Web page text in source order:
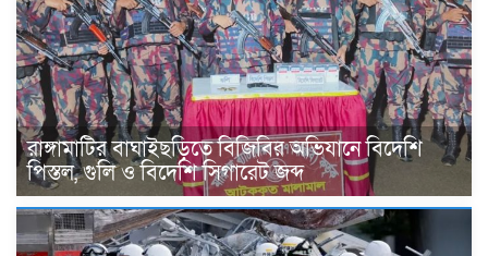
রাঙ্গামাটির বাঘাইছড়িতে বিজিবির অভিযানে বিদেশি
পিস্তল, গুলি ও বিদেশি সিগারেট জব্দ